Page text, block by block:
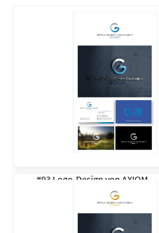
#93 Logo-Design von AXIOM